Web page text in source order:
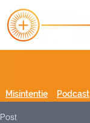
Podcast
Misintentie
Post